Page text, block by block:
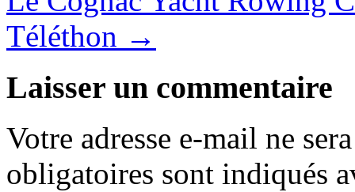
Téléthon →
Laisser un commentaire
Votre adresse e-mail ne
obligatoires sont indiqués